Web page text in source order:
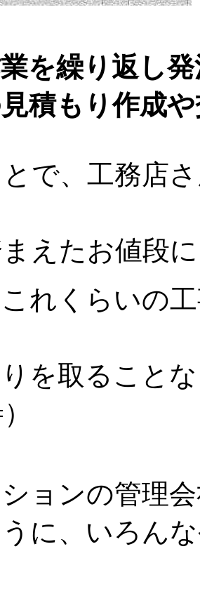
業を繰り返し
見積もり作成
で、工務店
えたお値段
れくらいの
を取ること
ョンの管理
に、いろん